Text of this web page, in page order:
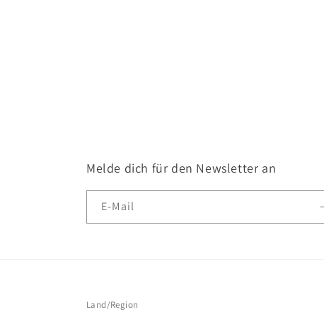
Melde dich für den Newsletter an
E-Mail
Land/Region